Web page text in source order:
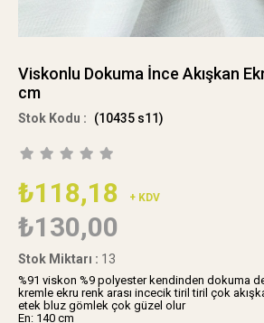
Viskonlu Dokuma İnce Akışkan
cm
(10435 s11)
₺118,18 + KDV
₺130,00
Stok Miktarı : 13
%91 viskon %9 polyester kendinden dokuma
kremle ekru renk arası incecik tiril tiril çok
etek bluz gömlek çok güzel olur
En: 140 cm